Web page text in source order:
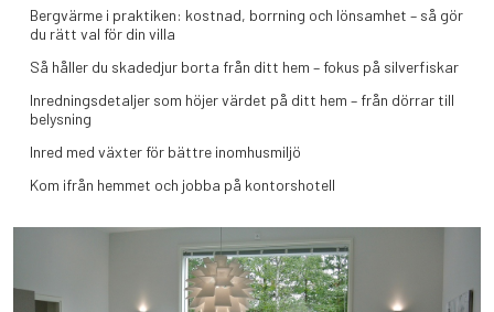
Bergvärme i praktiken: kostnad, borrning och lönsamhet – så gör
du rätt val för din villa
Så håller du skadedjur borta från ditt hem – fokus på silverfiskar
Inredningsdetaljer som höjer värdet på ditt hem – från dörrar till
belysning
Inred med växter för bättre inomhusmiljö
Kom ifrån hemmet och jobba på kontorshotell